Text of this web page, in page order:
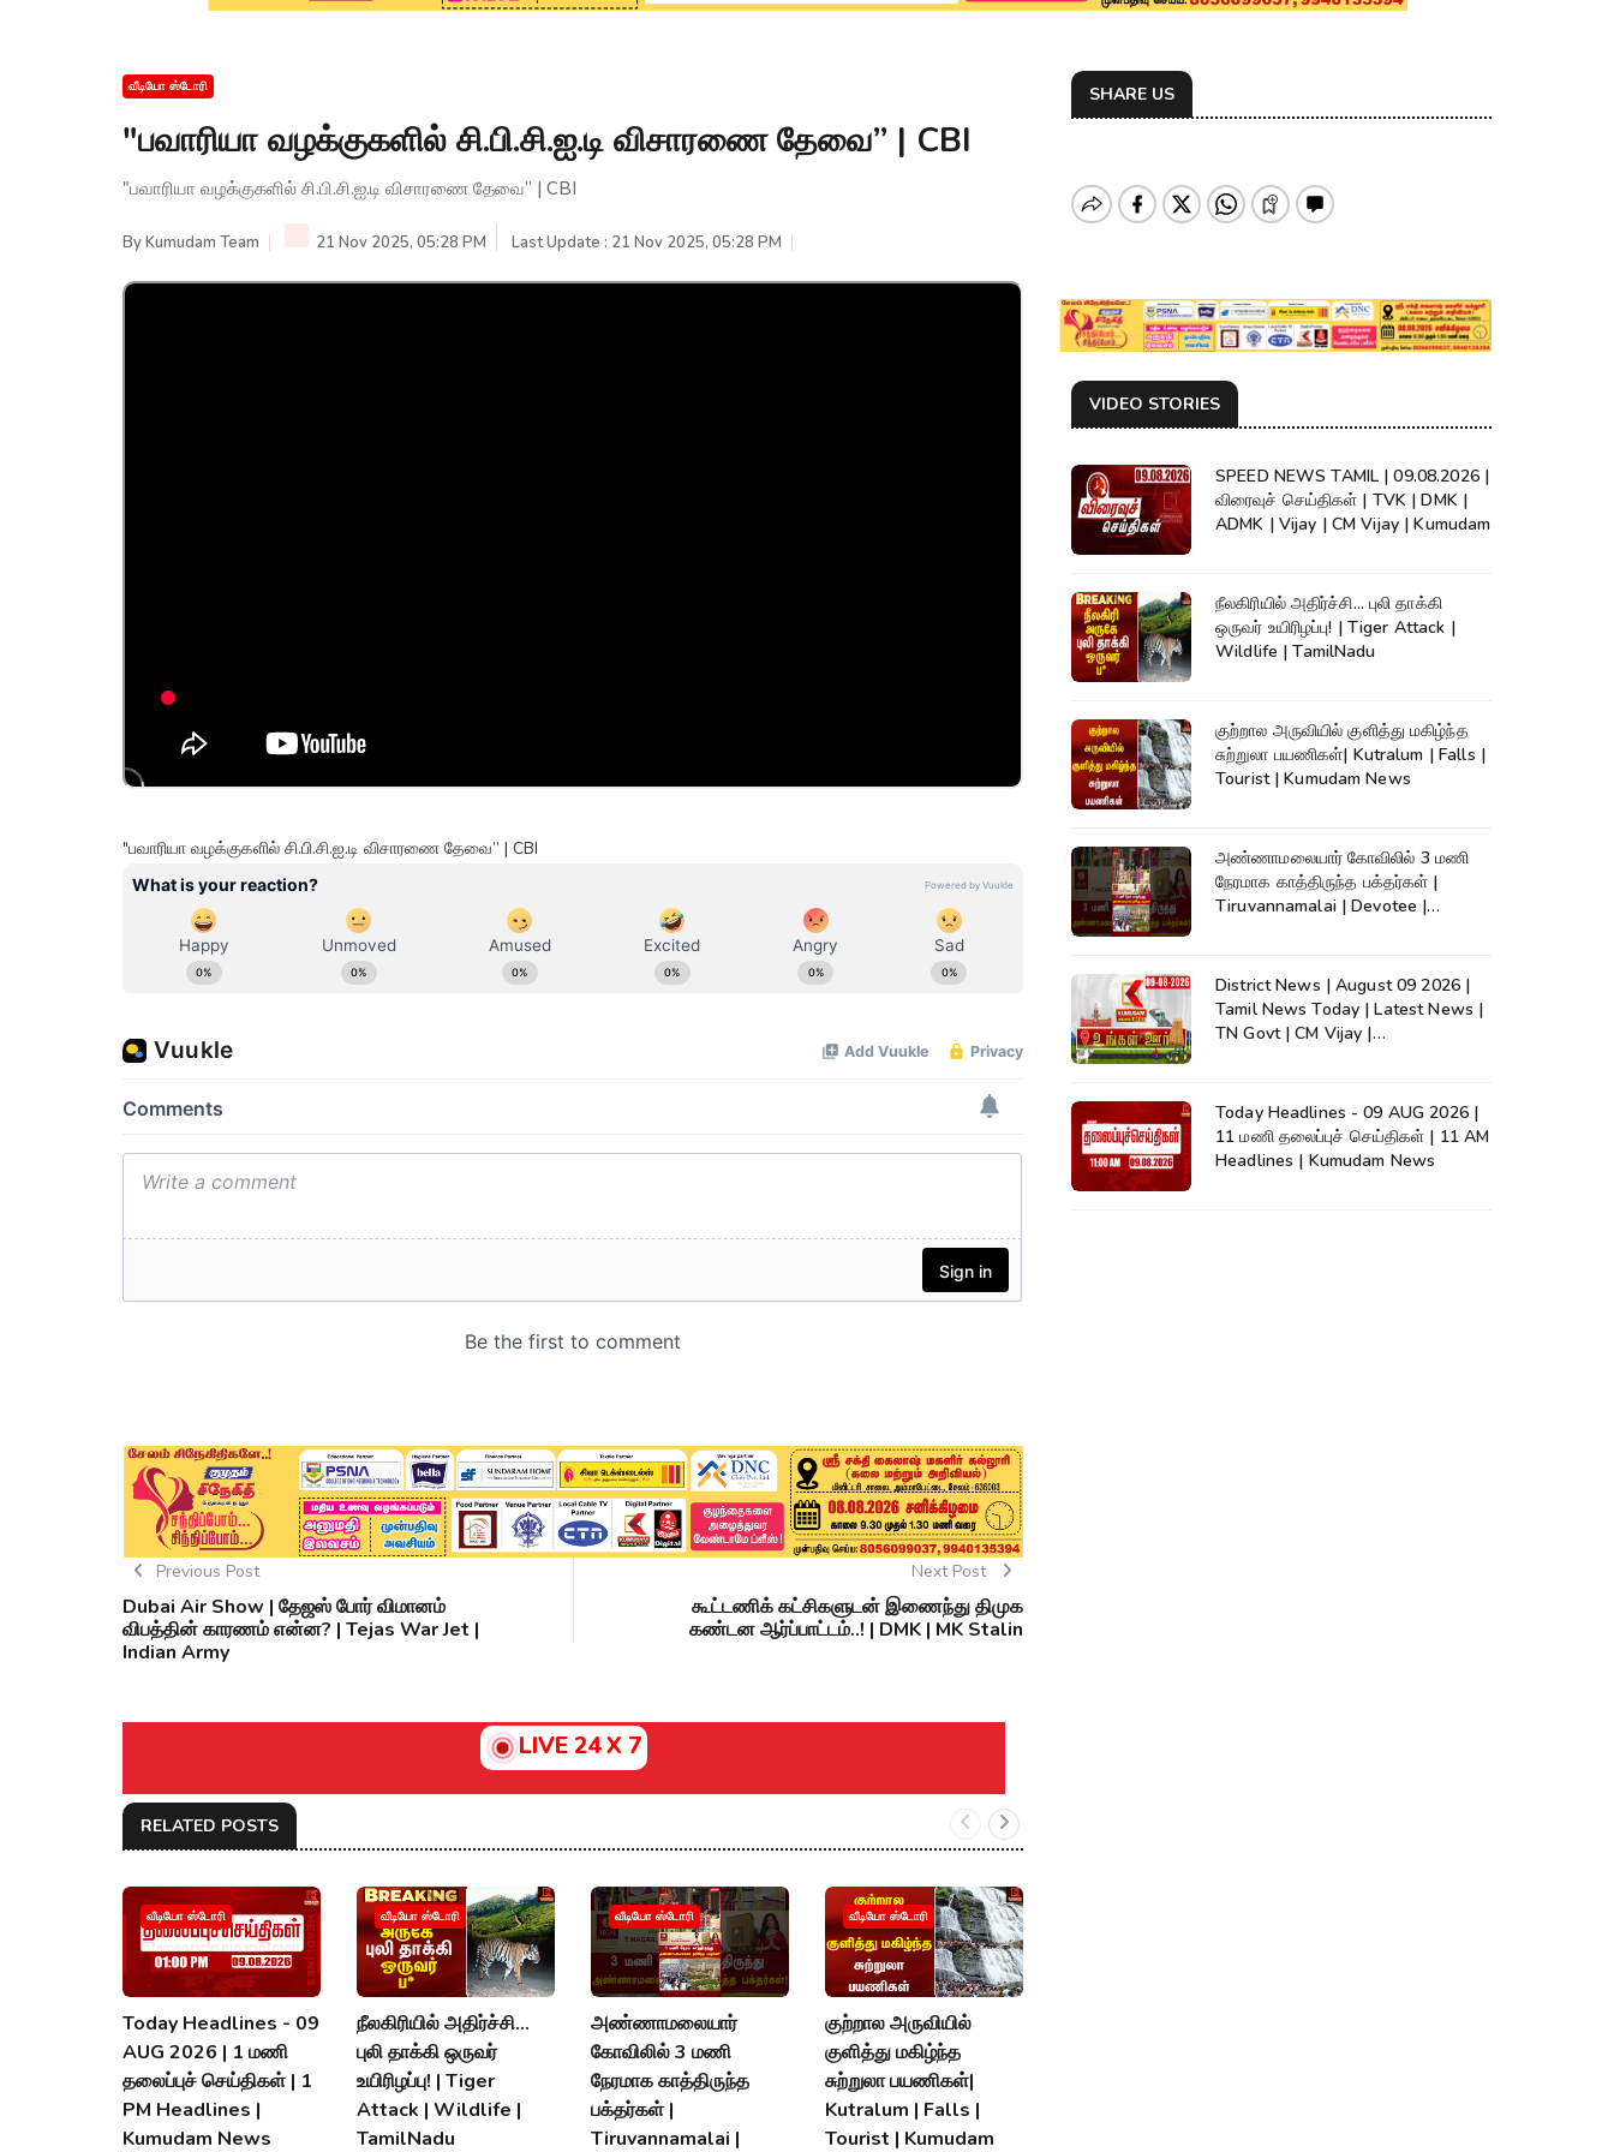
வீடியோ ஸ்டோரி
"பவாரியா வழக்குகளில் சி.பி.சி.ஐ.டி விசாரணை தேவை” | CBI
"பவாரியா வழக்குகளில் சி.பி.சி.ஐ.டி விசாரணை தேவை” | CBI
ByKumudam Team 21 Nov 2025, 05:28 PM Last Update : 21 Nov 2025, 05:28 PM
"பவாரியா வழக்குகளில் சி.பி.சி.ஐ.டி விசாரணை தேவை” | CBI
Previous Post
Dubai Air Show | தேஜஸ் போர் விமானம்
விபத்தின் காரணம் என்ன? | Tejas War Jet |
Indian Army
Next Post
கூட்டணிக் கட்சிகளுடன் இணைந்து திமுக
கண்டன ஆர்ப்பாட்டம்..! | DMK | MK Stalin
LIVE 24 X 7
RELATED POSTS
வீடியோ ஸ்டோரி
Today Headlines - 09
AUG 2026 | 1 மணி
தலைப்புச் செய்திகள் | 1
PM Headlines |
Kumudam News
வீடியோ ஸ்டோரி
நீலகிரியில் அதிர்ச்சி...
புலி தாக்கி ஒருவர்
உயிரிழப்பு! | Tiger
Attack | Wildlife |
TamilNadu
வீடியோ ஸ்டோரி
அண்ணாமலையார்
கோவிலில் 3 மணி
நேரமாக காத்திருந்த
பக்தர்கள் |
Tiruvannamalai |
வீடியோ ஸ்டோரி
குற்றால அருவியில்
குளித்து மகிழ்ந்த
சுற்றுலா பயணிகள்|
Kutralum | Falls |
Tourist | Kumudam
SHARE US
VIDEO STORIES
SPEED NEWS TAMIL | 09.08.2026 |
விரைவுச் செய்திகள் | TVK | DMK |
ADMK | Vijay | CM Vijay | Kumudam
நீலகிரியில் அதிர்ச்சி... புலி தாக்கி
ஒருவர் உயிரிழப்பு! | Tiger Attack |
Wildlife | TamilNadu
குற்றால அருவியில் குளித்து மகிழ்ந்த
சுற்றுலா பயணிகள்| Kutralum | Falls |
Tourist | Kumudam News
அண்ணாமலையார் கோவிலில் 3 மணி
நேரமாக காத்திருந்த பக்தர்கள் |
Tiruvannamalai | Devotee |
District News | August 09 2026 |
Tamil News Today | Latest News |
TN Govt | CM Vijay |
Today Headlines - 09 AUG 2026 |
11 மணி தலைப்புச் செய்திகள் | 11 AM
Headlines | Kumudam News